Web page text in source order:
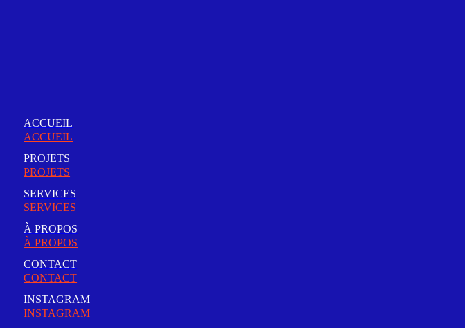
ACCUEIL
PROJETS
SERVICES
À PROPOS
CONTACT
INSTAGRAM